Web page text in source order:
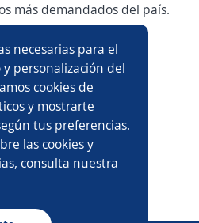
necesarias para el
personalización del
cookies de
y mostrarte
tus preferencias.
las cookies y
consulta nuestra
más demandados del país.
Asesor/a de ventas
de almacén
Ayudante general
Asesor/a financiero
a de crédito